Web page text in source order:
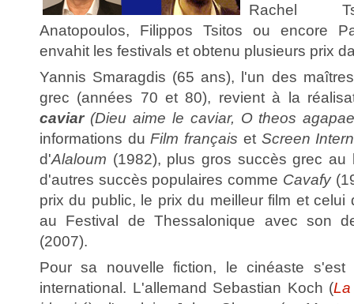
Rachel
Anatopoulos, Filippos Tsitos ou encore
envahit les festivals et obtenu plusieurs prix
Yannis Smaragdis (65 ans), l'un des
grec (années 70 et 80), revient à la
caviar (Dieu aime le caviar, O theos
informations duFilm français et Screen
d'Alaloum (1982), plus gros succès grec au
d'autres succès populaires comme Cavafy
prix du public, le prix du meilleur film et celui
au Festival de Thessalonique avec son
(2007).
Pour sa nouvelle fiction, le cinéaste s'est
international. L'allemand Sebastian Koch (